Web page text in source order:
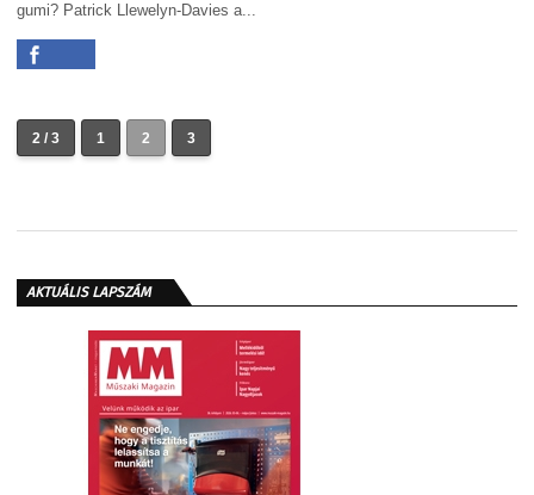
gumi? Patrick Llewelyn-Davies a...
2 / 3 1 2 3
AKTUÁLIS LAPSZÁM